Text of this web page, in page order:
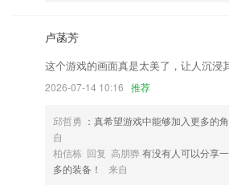
2.支持数万个教育机构、不同种类业务、百万
对一督学。量身定制专属学习计划，定期测试
计划查缺补漏，全程智能督学，每月提分看得见
4.根据儿童的兴趣点，有针对性的提供各种风
海量涂色游戏中选其所爱，进行大胆的色彩试验
卢菡芳
这个游戏的画面真是太美了，让人沉浸
2026-07-14 10:16 推荐
邱哲勇 ：真希望游戏中能够加入更多的
自
柏信栋 回复 高朋骅有没有人可以分享
多的装备！
来自